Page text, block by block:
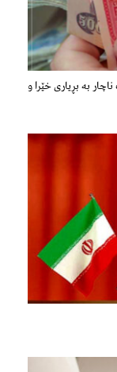
بە بڕیاری خێرا و